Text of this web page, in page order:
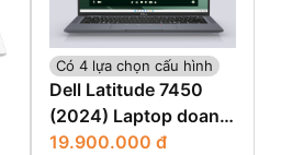
Có 4 lựa chọn cấu hình
Dell Latitude 7450
(2024) Laptop doanh
nhân cao cấp
19.900.000 đ